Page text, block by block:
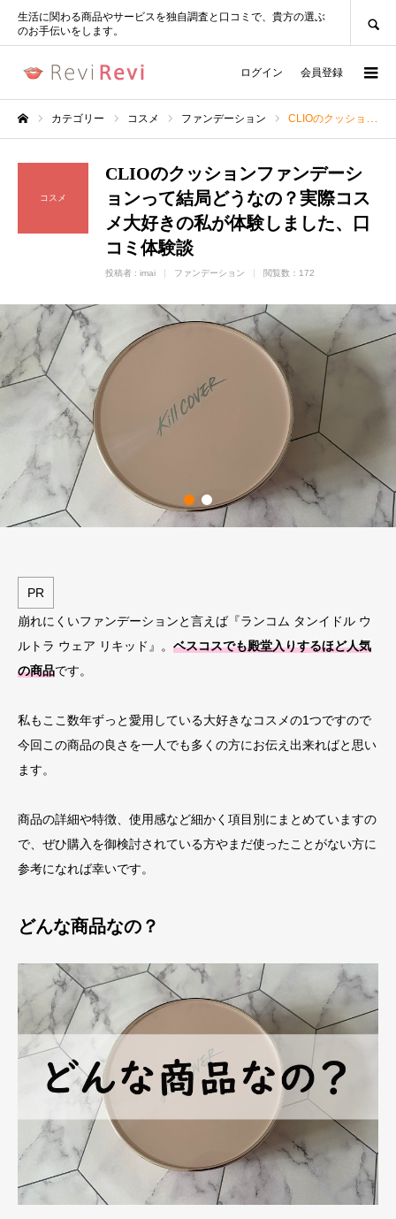
生活に関わる商品やサービスを独自調査と口コミで、貴方の選ぶ
のお手伝いをします。
ログイン 会員登録
カテゴリー コスメ ファンデーション CLIOのクッションファンデーションって結局どうなの？実際コスメ大好きの私が体験しました、口コミ体験談
コスメ
CLIOのクッションファンデーシ
ョンって結局どうなの？実際コス
メ大好きの私が体験しました、口
コミ体験談
投稿者 : imai ファンデーション 閲覧数：172
PR
崩れにくいファンデーションと言えば『ランコム タンイドル ウ
ルトラ ウェア リキッド』。 ベスコスでも殿堂入りするほど人気
の商品です。
私もここ数年ずっと愛用している大好きなコスメの1つですので
今回この商品の良さを一人でも多くの方にお伝え出来ればと思い
ます。
商品の詳細や特徴、使用感など細かく項目別にまとめていますの
で、ぜひ購入を御検討されている方やまだ使ったことがない方に
参考になれば幸いです。
どんな商品なの？